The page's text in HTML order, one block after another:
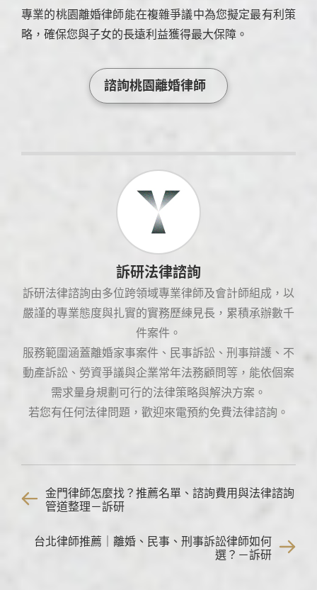
專業的桃園離婚律師能在複雜爭議中為您擬定最有利策
略，確保您與子女的長遠利益獲得最大保障。
諮詢桃園離婚律師
訴研法律諮詢
訴研法律諮詢由多位跨領域專業律師及會計師組成，以
嚴謹的專業態度與扎實的實務歷練見長，累積承辦數千
件案件。
服務範圍涵蓋離婚家事案件、民事訴訟、刑事辯護、不
動產訴訟、勞資爭議與企業常年法務顧問等，能依個案
需求量身規劃可行的法律策略與解決方案。
若您有任何法律問題，歡迎來電預約免費法律諮詢。
金門律師怎麼找？推薦名單、諮詢費用與法律諮詢
管道整理－訴研
台北律師推薦｜離婚、民事、刑事訴訟律師如何
選？－訴研